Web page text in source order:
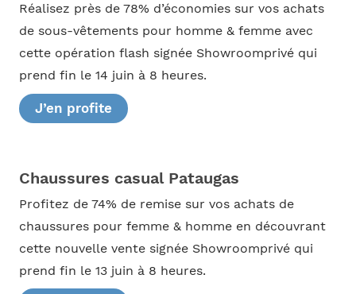
Réalisez près de 78% d’économies sur vos achats
de sous-vêtements pour homme & femme avec
cette opération flash signée Showroomprivé qui
prend fin le 14 juin à 8 heures.
J’en profite
Chaussures casual Pataugas
Profitez de 74% de remise sur vos achats de
chaussures pour femme & homme en découvrant
cette nouvelle vente signée Showroomprivé qui
prend fin le 13 juin à 8 heures.